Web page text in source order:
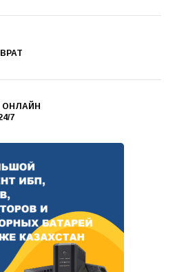
ОНЛАЙН
7